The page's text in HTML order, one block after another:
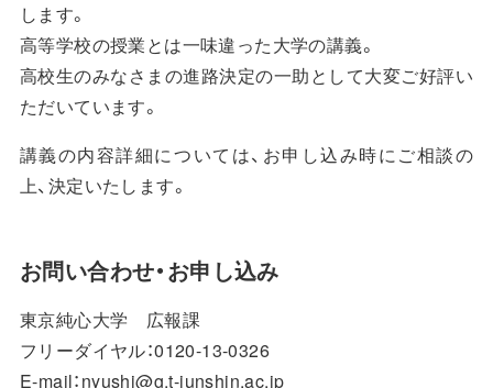
します。
高等学校の授業とは一味違った大学の講義。
高校生のみなさまの進路決定の一助として大変ご好評い
ただいています。
講義の内容詳細については、お申し込み時にご相談の
上、決定いたします。
お問い合わせ・お申し込み
東京純心大学 広報課
フリーダイヤル：0120-13-0326
E-mail：nyushi@g.t-junshin.ac.jp